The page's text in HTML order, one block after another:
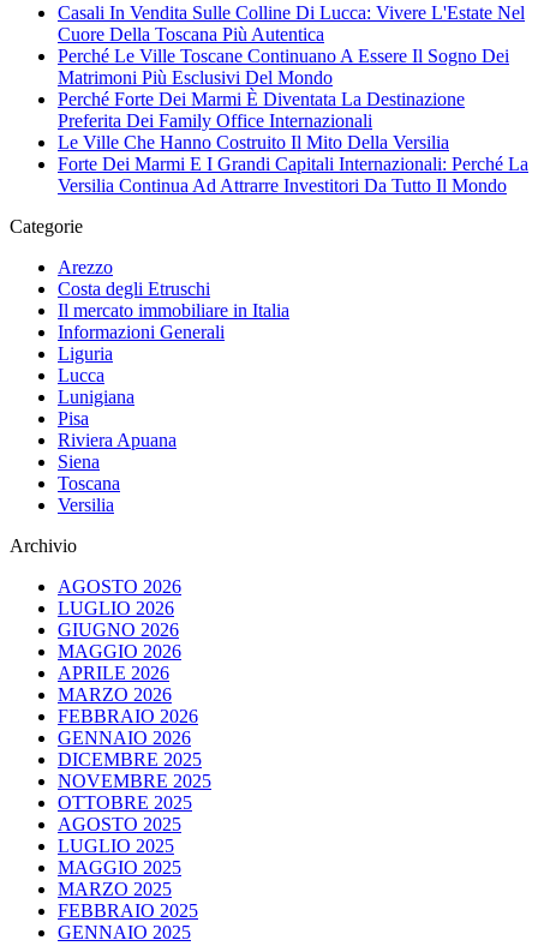
Casali In Vendita Sulle Colline Di Lucca: Vivere L'Estate Nel
Cuore Della Toscana Più Autentica
Perché Le Ville Toscane Continuano A Essere Il Sogno Dei
Matrimoni Più Esclusivi Del Mondo
Perché Forte Dei Marmi È Diventata La Destinazione
Preferita Dei Family Office Internazionali
Le Ville Che Hanno Costruito Il Mito Della Versilia
Forte Dei Marmi E I Grandi Capitali Internazionali: Perché La
Versilia Continua Ad Attrarre Investitori Da Tutto Il Mondo
Categorie
Arezzo
Costa degli Etruschi
Il mercato immobiliare in Italia
Informazioni Generali
Liguria
Lucca
Lunigiana
Pisa
Riviera Apuana
Siena
Toscana
Versilia
Archivio
AGOSTO 2026
LUGLIO 2026
GIUGNO 2026
MAGGIO 2026
APRILE 2026
MARZO 2026
FEBBRAIO 2026
GENNAIO 2026
DICEMBRE 2025
NOVEMBRE 2025
OTTOBRE 2025
AGOSTO 2025
LUGLIO 2025
MAGGIO 2025
MARZO 2025
FEBBRAIO 2025
GENNAIO 2025